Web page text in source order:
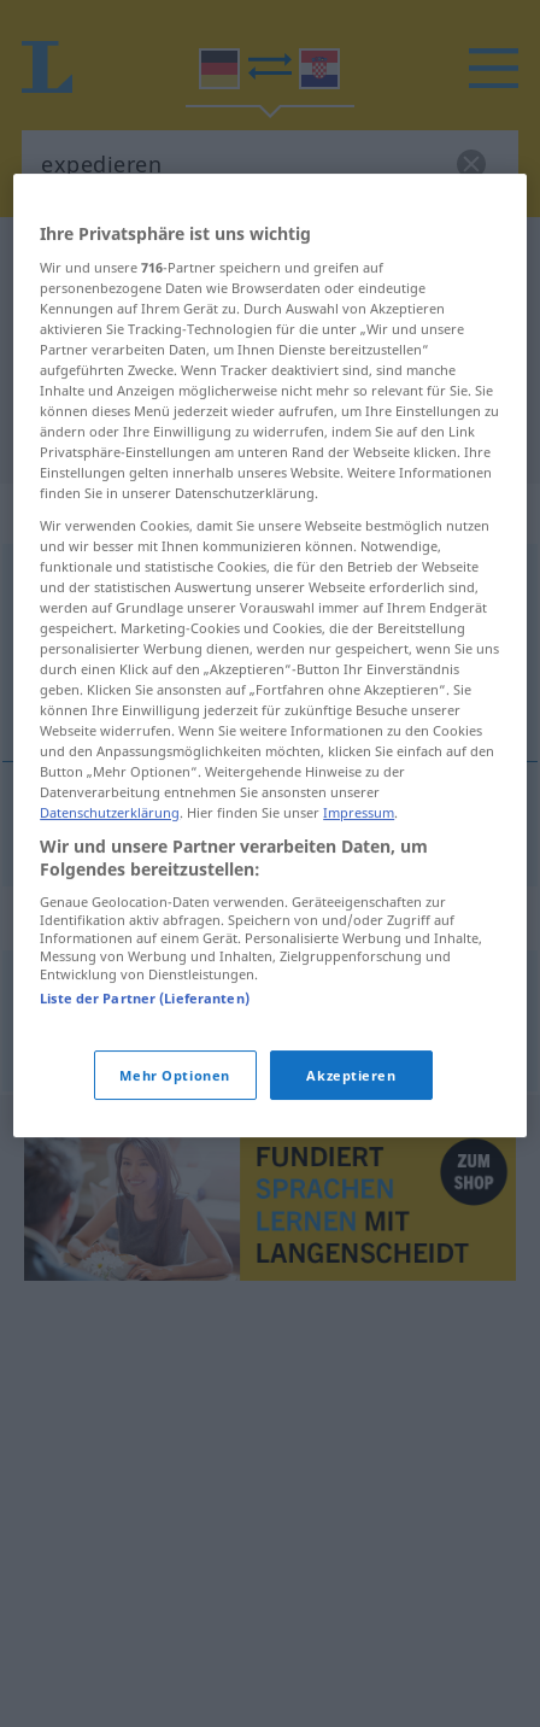
Deutsch-Kroatisch Übersetzung für
"expedieren"
"expedieren" Kroatisch
Übersetzung
„expedieren“
expedieren
Übersicht aller Übersetzungen
(Für mehr Details die Übersetzung anklicken/antippen)
ekspedirati
expedieren
Synonyme für "expedieren"
abschicken,aufgeben,übersenden
© OpenThesaurus.de
Ihre Privatsphäre ist uns wichtig
Wir und unsere716-Partner speichern und greifen auf
personenbezogene Daten wie Browserdaten oder eindeutige
Kennungen auf Ihrem Gerät zu. Durch Auswahl von Akzeptieren
aktivieren Sie Tracking-Technologien für die unter „Wir und unsere
Partner verarbeiten Daten, um Ihnen Dienste bereitzustellen“
aufgeführten Zwecke. Wenn Tracker deaktiviert sind, sind manche
Inhalte und Anzeigen möglicherweise nicht mehr so relevant für Sie. Sie
können dieses Menü jederzeit wieder aufrufen, um Ihre Einstellungen zu
ändern oder Ihre Einwilligung zu widerrufen, indem Sie auf den Link
Privatsphäre-Einstellungen am unteren Rand der Webseite klicken. Ihre
Einstellungen gelten innerhalb unseres Website. Weitere Informationen
finden Sie in unserer Datenschutzerklärung.
Wir verwenden Cookies, damit Sie unsere Webseite bestmöglich nutzen
und wir besser mit Ihnen kommunizieren können. Notwendige,
funktionale und statistische Cookies, die für den Betrieb der Webseite
und der statistischen Auswertung unserer Webseite erforderlich sind,
werden auf Grundlage unserer Vorauswahl immer auf Ihrem Endgerät
gespeichert. Marketing-Cookies und Cookies, die der Bereitstellung
personalisierter Werbung dienen, werden nur gespeichert, wenn Sie uns
durch einen Klick auf den „Akzeptieren“-Button Ihr Einverständnis
geben. Klicken Sie ansonsten auf „Fortfahren ohne Akzeptieren“. Sie
können Ihre Einwilligung jederzeit für zukünftige Besuche unserer
Webseite widerrufen. Wenn Sie weitere Informationen zu den Cookies
und den Anpassungsmöglichkeiten möchten, klicken Sie einfach auf den
Button „Mehr Optionen“. Weitergehende Hinweise zu der
Datenverarbeitung entnehmen Sie ansonsten unserer
Datenschutzerklärung. Hier finden Sie unserImpressum.
Wir und unsere Partner verarbeiten Daten, um
Folgendes bereitzustellen:
Genaue Geolocation-Daten verwenden. Geräteeigenschaften zur
Identifikation aktiv abfragen. Speichern von und/oder Zugriff auf
Informationen auf einem Gerät. Personalisierte Werbung und Inhalte,
Messung von Werbung und Inhalten, Zielgruppenforschung und
Entwicklung von Dienstleistungen.
Liste der Partner (Lieferanten)
Mehr Optionen Akzeptieren